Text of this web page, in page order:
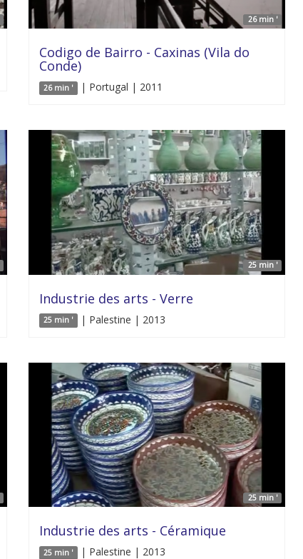
26 min '
Codigo de Bairro - Caxinas (Vila do
Conde)
26 min ' | Portugal | 2011
25 min '
Industrie des arts - Verre
25 min ' | Palestine | 2013
25 min '
Industrie des arts - Céramique
25 min ' | Palestine | 2013